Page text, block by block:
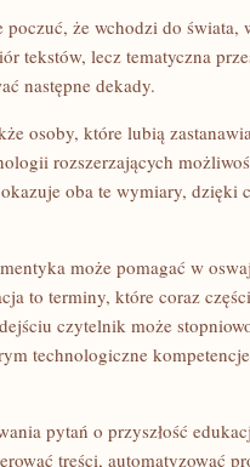
że wchodzi do
tekstów, lecz tematyczna
następne dekady.
osoby, które lubią
rozszerzających
oba te wymiary, dzięki
może pomagać w
to terminy, które coraz
czytelnik może
technologiczne
pytań o przyszłość
treści, automatyzować